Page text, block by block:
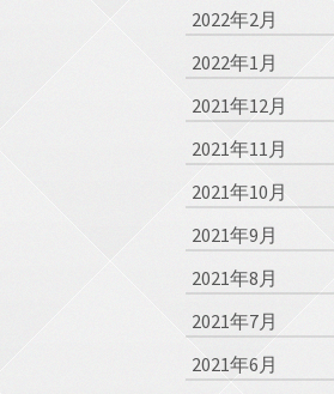
2022年2月
2022年1月
2021年12月
2021年11月
2021年10月
2021年9月
2021年8月
2021年7月
2021年6月